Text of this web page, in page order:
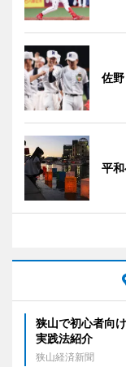
佐
平
狭山で初心者向
実践法紹介
狭山経済新聞